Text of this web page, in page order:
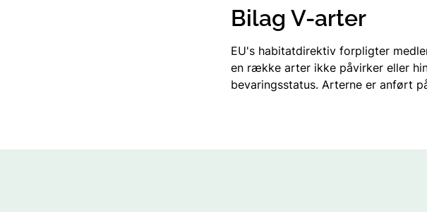
Bilag V-arter
EU's habitatdirektiv forpligter
en række arter ikke påvirker eller
bevaringsstatus. Arterne er anført